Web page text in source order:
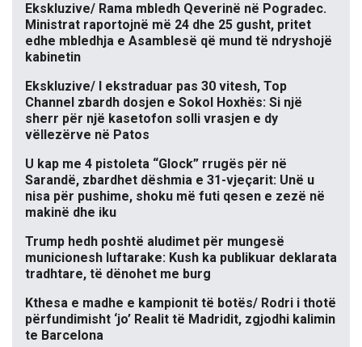
Ekskluzive/ Rama mbledh Qeverinë në Pogradec.
Ministrat raportojnë më 24 dhe 25 gusht, pritet
edhe mbledhja e Asamblesë që mund të ndryshojë
kabinetin
Ekskluzive/ I ekstraduar pas 30 vitesh, Top
Channel zbardh dosjen e Sokol Hoxhës: Si një
sherr për një kasetofon solli vrasjen e dy
vëllezërve në Patos
U kap me 4 pistoleta “Glock” rrugës për në
Sarandë, zbardhet dëshmia e 31-vjeçarit: Unë u
nisa për pushime, shoku më futi qesen e zezë në
makinë dhe iku
Trump hedh poshtë aludimet për mungesë
municionesh luftarake: Kush ka publikuar deklarata
tradhtare, të dënohet me burg
Kthesa e madhe e kampionit të botës/ Rodri i thotë
përfundimisht ‘jo’ Realit të Madridit, zgjodhi kalimin
te Barcelona